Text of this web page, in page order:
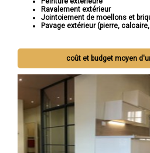
Ravalement extérieur
Jointoiement de moellons et
Pavage extérieur (pierre,
coût et budget moyen